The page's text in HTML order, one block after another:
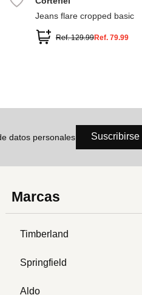
Jeans flare cropped basic
Ref.129.99Ref. 79.99
datos personales Suscribirse
Marcas
Timberland
Springfield
Aldo